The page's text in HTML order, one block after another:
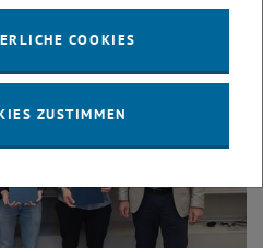
COOKIES
ZUSTIMMEN